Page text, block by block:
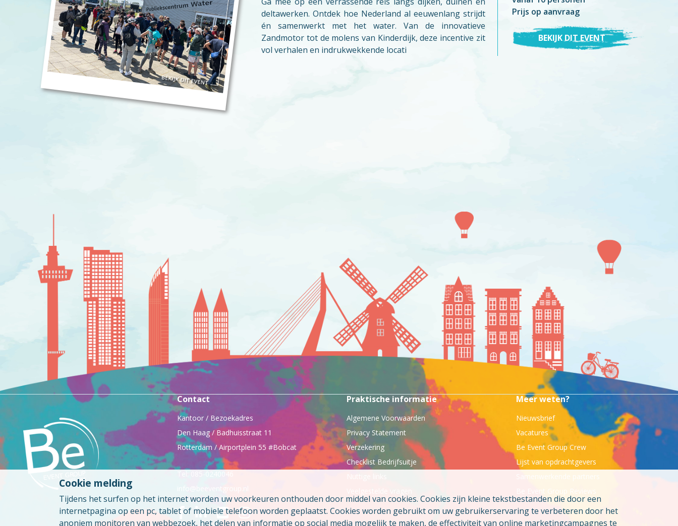
deltawerken. Ontdek hoe Nederland al eeuwenlang strijdt
én samenwerkt met het water. Van de innovatieve
Zandmotor tot de molens van Kinderdijk, deze incentive zit
vol verhalen en indrukwekkende locati
Prijs op aanvraag
BEKIJK DIT EVENT
Contact
Kantoor / Bezoekadres
Den Haag / Badhuisstraat 11
Rotterdam / Airportplein 55 #Bobcat
Praktische informatie
Algemene Voorwaarden
Privacy Statement
Verzekering
Checklist Bedrijfsuitje
Meer weten?
Nieuwsbrief
Vacatures
Be Event Group Crew
Lijst van opdrachtgevers
Samenwerkende partners
Be Event Group Reviews
Cookie melding
Tijdens het surfen op het internet worden uw voorkeuren onthouden door middel van cookies. Cookies zijn kleine tekstbestanden die door een
internetpagina op een pc, tablet of mobiele telefoon worden geplaatst. Cookies worden gebruikt om uw gebruikerservaring te verbeteren door het
anoniem monitoren van webbezoek, het delen van informatie op social media mogelijk te maken, de effectiviteit van online marketingcampagnes te